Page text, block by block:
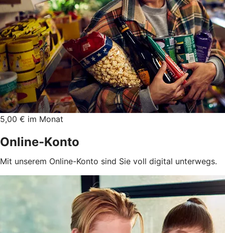
5,00 € im Monat
Online-Konto
Mit unserem Online-Konto sind Sie voll digital unterwegs.